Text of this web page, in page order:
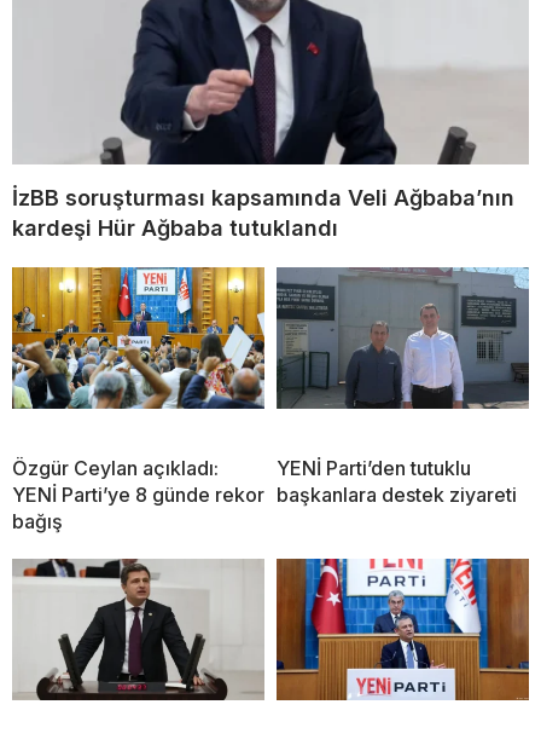
İzBB soruşturması kapsamında Veli Ağbaba’nın
kardeşi Hür Ağbaba tutuklandı
Özgür Ceylan açıkladı:
YENİ Parti’ye 8 günde rekor
bağış
YENİ Parti’den tutuklu
başkanlara destek ziyareti